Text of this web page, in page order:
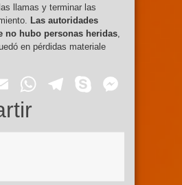
llamas y terminar las
Las autoridades
no hubo personas heridas
en pérdidas materiale
EmailWhatsApp
Telegram
Skype